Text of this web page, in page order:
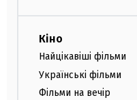
Кіно
Найцікавіші фільми
Українські фільми
Фільми на вечір